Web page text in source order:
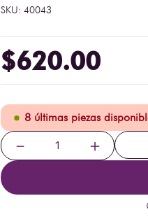
SKU: 40043
$620.00
8 últimas piezas
＋
－